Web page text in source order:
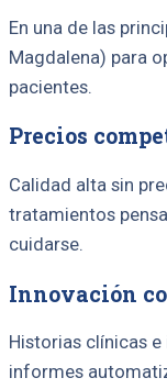
En una de las
Magdalena) para
pacientes.
Precios
Calidad alta sin
tratamientos
cuidarse.
Innovación
Historias clínicas
informes